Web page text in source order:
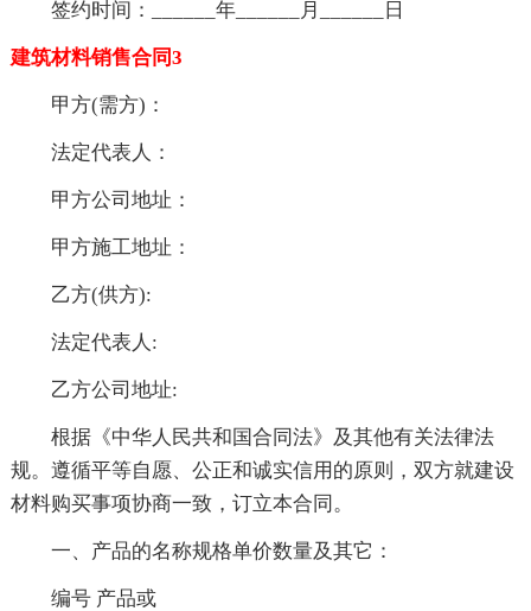
签约时间：______年______月______日
建筑材料销售合同3
甲方(需方)：
法定代表人：
甲方公司地址：
甲方施工地址：
乙方(供方):
法定代表人:
乙方公司地址:
根据《中华人民共和国合同法》及其他有关法律法
规。遵循平等自愿、公正和诚实信用的原则，双方就建设
材料购买事项协商一致，订立本合同。
一、产品的名称规格单价数量及其它：
编号 产品或